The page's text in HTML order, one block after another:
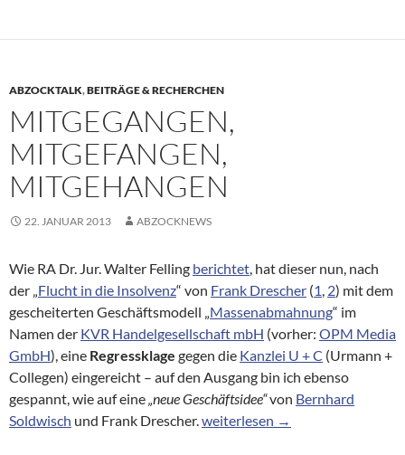
ABZOCKTALK,BEITRÄGE & RECHERCHEN
MITGEGANGEN,
MITGEFANGEN,
MITGEHANGEN
22. JANUAR 2013 ABZOCKNEWS
Wie RA Dr. Jur. Walter Felling berichtet, hat dieser nun, nach
der „Flucht in die Insolvenz“ von Frank Drescher (1, 2) mit dem
gescheiterten Geschäftsmodell „Massenabmahnung“ im
Namen der KVR Handelgesellschaft mbH (vorher: OPM Media
GmbH), eine Regressklage gegen die Kanzlei U + C (Urmann +
Collegen) eingereicht – auf den Ausgang bin ich ebenso
gespannt, wie auf eine„neue Geschäftsidee“von Bernhard
Soldwisch und Frank Drescher.Mitgegangen, mitgefangen,
weiterlesen →